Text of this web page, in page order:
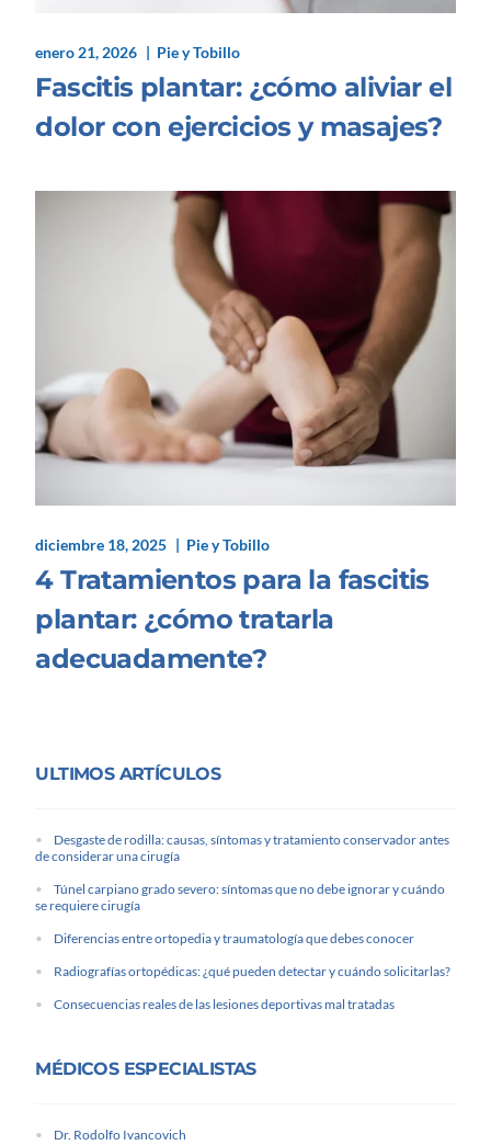
enero 21, 2026 Pie y Tobillo
Fascitis plantar: ¿cómo aliviar el
dolor con ejercicios y masajes?
diciembre 18, 2025 Pie y Tobillo
4 Tratamientos para la fascitis
plantar: ¿cómo tratarla
adecuadamente?
ULTIMOS ARTÍCULOS
Desgaste de rodilla: causas, síntomas y tratamiento conservador antes
de considerar una cirugía
Túnel carpiano grado severo: síntomas que no debe ignorar y cuándo
se requiere cirugía
Diferencias entre ortopedia y traumatología que debes conocer
Radiografías ortopédicas: ¿qué pueden detectar y cuándo solicitarlas?
Consecuencias reales de las lesiones deportivas mal tratadas
MÉDICOS ESPECIALISTAS
Dr. Rodolfo Ivancovich